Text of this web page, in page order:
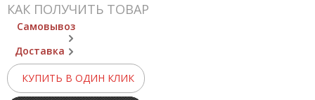
КАК ПОЛУЧИТЬ ТОВАР
Самовывоз
Доставка
КУПИТЬ В ОДИН КЛИК